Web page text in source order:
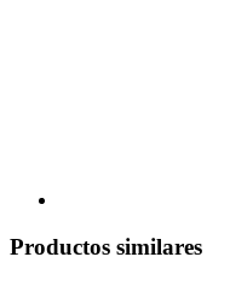
Productos similares